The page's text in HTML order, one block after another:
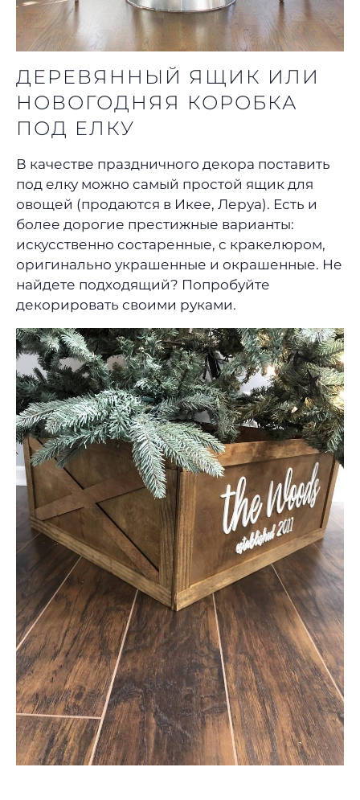
ДЕРЕВЯННЫЙ ЯЩИК ИЛИ
НОВОГОДНЯЯ КОРОБКА
ПОД ЕЛКУ
В качестве праздничного декора поставить
под елку можно самый простой ящик для
овощей (продаются в Икее, Леруа). Есть и
более дорогие престижные варианты:
искусственно состаренные, с кракелюром,
оригинально украшенные и окрашенные. Не
найдете подходящий? Попробуйте
декорировать своими руками.